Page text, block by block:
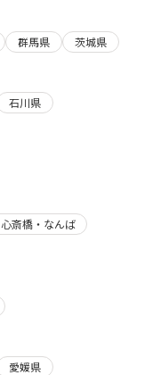
群馬県
茨城県
石川県
心斎橋・なんば
愛媛県